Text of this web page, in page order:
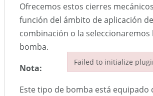
Ofrecemos estos cierres
función del ámbito de aplicación
combinación o la
bomba.
Nota:
Este tipo de bomba está equipado
Failed to initialize
Failed to initialize